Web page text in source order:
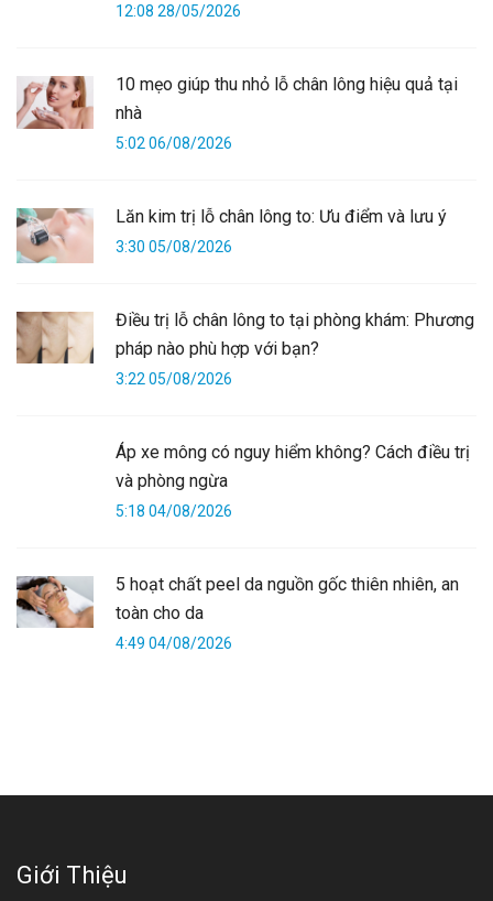
12:08 28/05/2026
10 mẹo giúp thu nhỏ lỗ chân lông hiệu quả tại
nhà
5:02 06/08/2026
Lăn kim trị lỗ chân lông to: Ưu điểm và lưu ý
3:30 05/08/2026
Điều trị lỗ chân lông to tại phòng khám: Phương
pháp nào phù hợp với bạn?
3:22 05/08/2026
Áp xe mông có nguy hiểm không? Cách điều trị
và phòng ngừa
5:18 04/08/2026
5 hoạt chất peel da nguồn gốc thiên nhiên, an
toàn cho da
4:49 04/08/2026
Giới Thiệu